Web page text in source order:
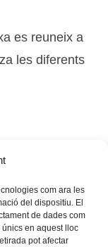
com ara les
del dispositiu. El
de dades com
en aquest lloc
pot afectar
es reuneix a
les diferents